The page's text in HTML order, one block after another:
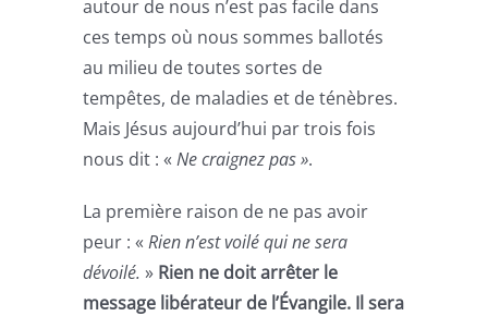
autour de nous n’est pas facile dans
ces temps où nous sommes ballotés
au milieu de toutes sortes de
tempêtes, de maladies et de ténèbres.
Mais Jésus aujourd’hui par trois fois
nous dit : «Ne craignez pas ».
La première raison de ne pas avoir
peur : «Rien n’est voilé qui ne sera
dévoilé.» Rien ne doit arrêter le
message libérateur de l’Évangile. Il sera